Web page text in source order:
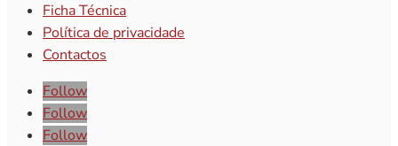
Ficha Técnica
Política de privacidade
Contactos
Follow
Follow
Follow